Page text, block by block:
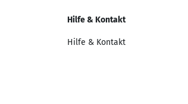
Hilfe & Kontakt
Hilfe & Kontakt